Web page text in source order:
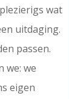
wat
uitdaging.
passen.
we: we
eigen